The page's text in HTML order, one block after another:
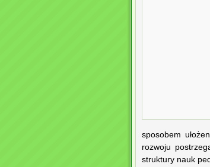
sposobem
rozwoju
struktury nauk